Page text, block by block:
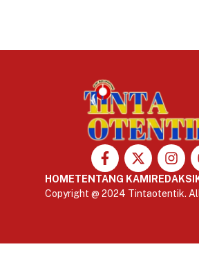
HOMETENTANG KAMI REDAKSI
Copyright @ 2024 Tintaotentik.